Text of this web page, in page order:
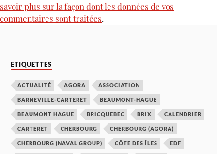
savoir plus sur la façon dont les données de vos
commentaires sont traitées.
ETIQUETTES
ACTUALITÉ AGORA ASSOCIATION
BARNEVILLE-CARTERET BEAUMONT-HAGUE
BEAUMONT HAGUE BRICQUEBEC BRIX CALENDRIER
CARTERET CHERBOURG CHERBOURG (AGORA)
CHERBOURG (NAVAL GROUP) CÔTE DES ÎLES EDF